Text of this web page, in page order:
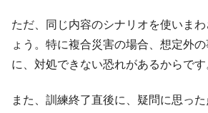
ただ、同じ内容のシナリオを使いま
ょう。特に複合災害の場合、想定外
に、対処できない恐れがあるからです
また、訓練終了直後に、疑問に思っ